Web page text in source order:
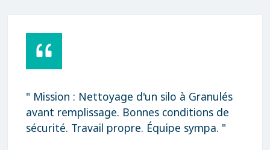
" Mission : Nettoyage d'un silo à Granulés
avant remplissage. Bonnes conditions de
sécurité. Travail propre. Équipe sympa. "